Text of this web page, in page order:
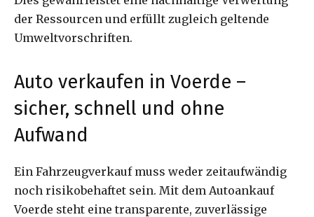
der Ressourcen und erfüllt zugleich geltende
Umweltvorschriften.
Auto verkaufen in Voerde –
sicher, schnell und ohne
Aufwand
Ein Fahrzeugverkauf muss weder zeitaufwändig
noch risikobehaftet sein. Mit dem Autoankauf
Voerde steht eine transparente, zuverlässige